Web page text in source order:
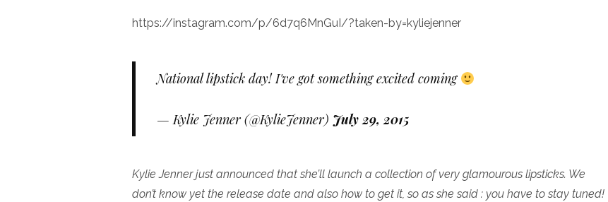
https://instagram.com/p/6d7q6MnGuI/?taken-by=kyliejenner
National lipstick day! I've got something excited coming
— Kylie Jenner (@KylieJenner) July 29, 2015
Kylie Jenner just announced that she’ll launch a collection of very glamourous lipsticks. We
don’t know yet the release date and also how to get it, so as she said : you have to stay tuned!